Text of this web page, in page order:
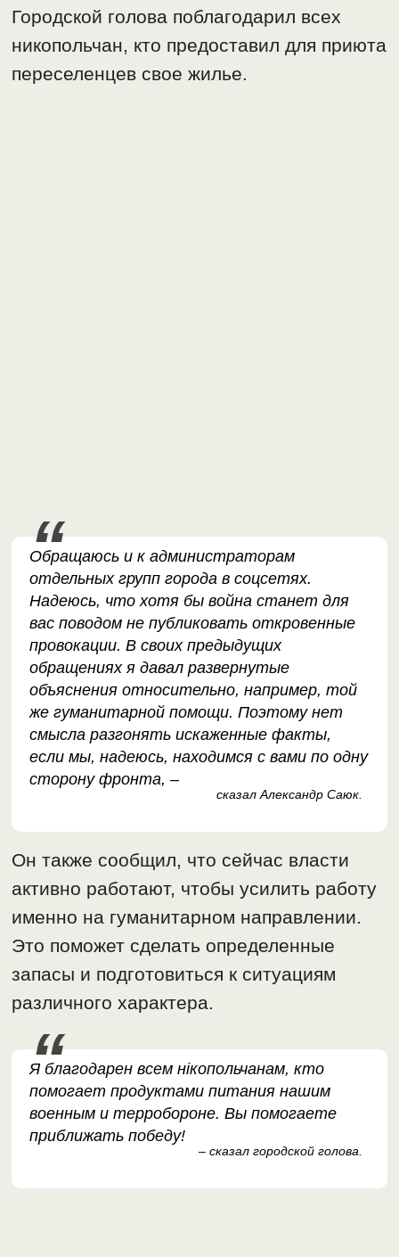
Городской голова поблагодарил всех
никопольчан, кто предоставил для приюта
переселенцев свое жилье.
Обращаюсь и к администраторам
отдельных групп города в соцсетях.
Надеюсь, что хотя бы война станет для
вас поводом не публиковать откровенные
провокации. В своих предыдущих
обращениях я давал развернутые
объяснения относительно, например, той
же гуманитарной помощи. Поэтому нет
смысла разгонять искаженные факты,
если мы, надеюсь, находимся с вами по одну
сторону фронта, –
сказал Александр Саюк.
Он также сообщил, что сейчас власти
активно работают, чтобы усилить работу
именно на гуманитарном направлении.
Это поможет сделать определенные
запасы и подготовиться к ситуациям
различного характера.
Я благодарен всем нікопольчанам, кто
помогает продуктами питания нашим
военным и терробороне. Вы помогаете
приближать победу!
– сказал городской голова.